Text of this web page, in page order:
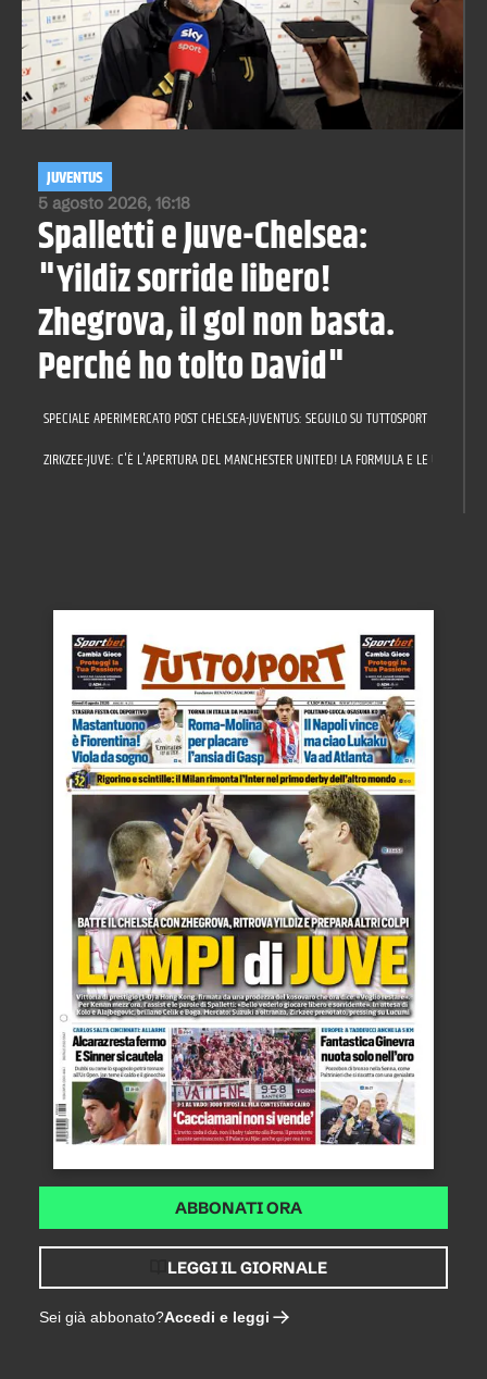
5 agosto 2026, 16:18
JUVENTUS
Spalletti e Juve-Chelsea:
"Yildiz sorride libero!
Zhegrova, il gol non basta.
Perché ho tolto David"
SPECIALE APERIMERCATO POST CHELSEA-JUVENTUS: SEGUILO SU TUTTOSPORT
ZIRKZEE-JUVE: C'È L'APERTURA DEL MANCHESTER UNITED! LA FORMULA E LE ULTIME
ABBONATI ORA
LEGGI IL GIORNALE
Sei già abbonato?Accedi e leggi